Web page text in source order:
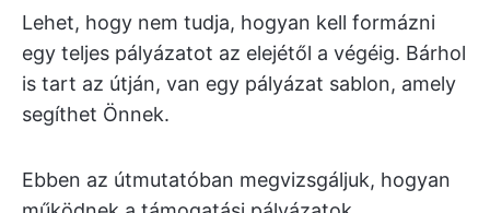
Lehet, hogy nem tudja, hogyan kell formázni
egy teljes pályázatot az elejétől a végéig. Bárhol
is tart az útján, van egy pályázat sablon, amely
segíthet Önnek.
Ebben az útmutatóban megvizsgáljuk, hogyan